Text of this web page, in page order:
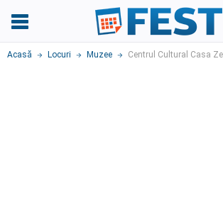
Acasă Locuri Muzee Centrul Cultural Casa